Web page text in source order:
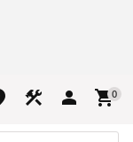
construction person shopping_cart0